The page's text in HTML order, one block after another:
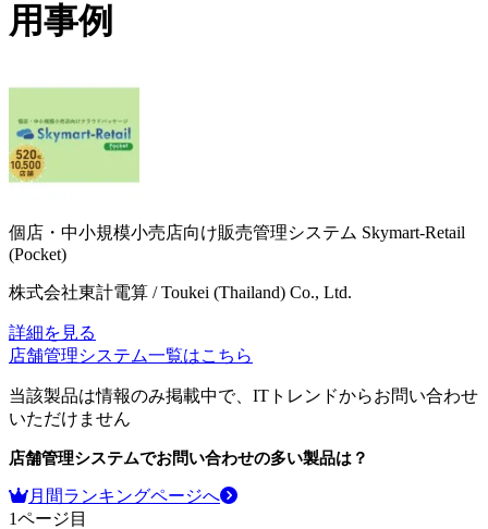
用事例
個店・中小規模小売店向け販売管理システム Skymart-Retail
(Pocket)
株式会社東計電算 / Toukei (Thailand) Co., Ltd.
詳細を見る
店舗管理システム一覧はこちら
当該製品は情報のみ掲載中で、ITトレンドからお問い合わせ
いただけません
店舗管理システムでお問い合わせの多い製品は？
月間ランキングページへ
1ページ目